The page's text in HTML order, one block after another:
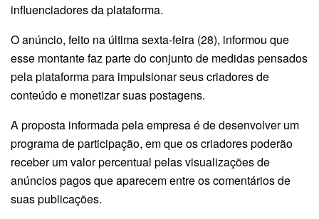
influenciadores da plataforma.
O anúncio, feito na última sexta-feira (28), informou que
esse montante faz parte do conjunto de medidas pensados
pela plataforma para impulsionar seus criadores de
conteúdo e monetizar suas postagens.
A proposta informada pela empresa é de desenvolver um
programa de participação, em que os criadores poderão
receber um valor percentual pelas visualizações de
anúncios pagos que aparecem entre os comentários de
suas publicações.